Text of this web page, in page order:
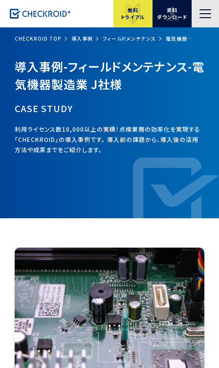
無料
トライアル
資料
ダウンロード
CHECKROID TOP 導入事例 フィールドメンテナンス 電気機器製造業 J社様
導入事例-フィールドメンテナンス-電
気機器製造業 J社様
CASE STUDY
利用ライセンス数10,000以上の実績！点検業務の効率化を実現する
「CHECKROID」の導入事例です。 導入前の課題から、導入後の活用
方法や成果までをご紹介します。